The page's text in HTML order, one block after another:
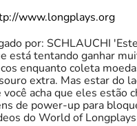
www.longplays.org
por: SCHLAUCHI
está tentando ganhar
enquanto coleta
extra. Mas estar do
você acha que eles estão
de power-up para
do World of